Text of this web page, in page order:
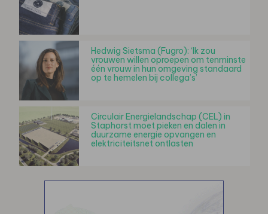
Hedwig Sietsma (Fugro): ‘Ik zou
vrouwen willen oproepen om tenminste
één vrouw in hun omgeving standaard
op te hemelen bij collega’s’
Circulair Energielandschap (CEL) in
Staphorst moet pieken en dalen in
duurzame energie opvangen en
elektriciteitsnet ontlasten